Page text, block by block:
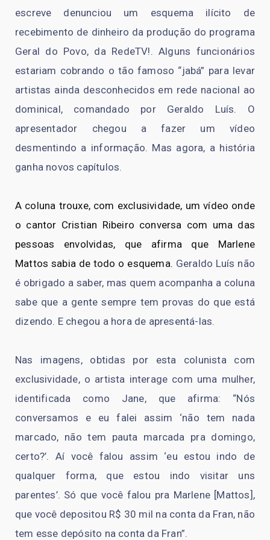
escreve denunciou um esquema ilícito de
recebimento de dinheiro da produção do programa
Geral do Povo, da RedeTV!. Alguns funcionários
estariam cobrando o tão famoso “jabá” para levar
artistas ainda desconhecidos em rede nacional ao
dominical, comandado por Geraldo Luís. O
apresentador chegou a fazer um vídeo
desmentindo a informação. Mas agora, a história
ganha novos capítulos.
A coluna trouxe, com exclusividade, um vídeo onde
o cantor Cristian Ribeiro conversa com uma das
pessoas envolvidas, que afirma que Marlene
Mattos sabia de todo o esquema. Geraldo Luís não
é obrigado a saber, mas quem acompanha a coluna
sabe que a gente sempre tem provas do que está
dizendo. E chegou a hora de apresentá-las.
Nas imagens, obtidas por esta colunista com
exclusividade, o artista interage com uma mulher,
identificada como Jane, que afirma: “Nós
conversamos e eu falei assim ‘não tem nada
marcado, não tem pauta marcada pra domingo,
certo?’. Aí você falou assim ‘eu estou indo de
qualquer forma, que estou indo visitar uns
parentes’. Só que você falou pra Marlene [Mattos],
que você depositou R$ 30 mil na conta da Fran, não
tem esse depósito na conta da Fran”.